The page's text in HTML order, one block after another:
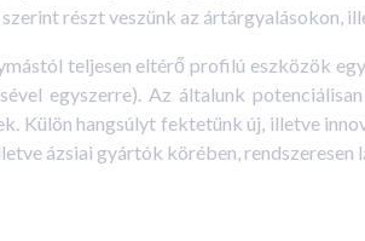
részt veszünk az ártárgyalásokon,
teljesen eltérő profilú eszközök
egyszerre). Az általunk
Külön hangsúlyt fektetünk új, illetve
ázsiai gyártók körében,